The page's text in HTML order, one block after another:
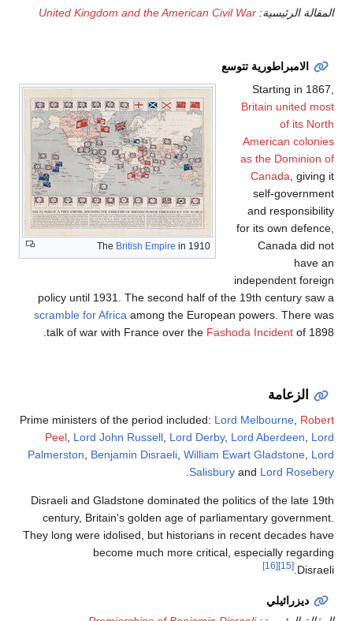
المقالة الرئيسية: United Kingdom and the American Civil War
الامبراطورية تتوسع
The British Empire in 1910
Starting in 1867,
Britain united most
of its North
American colonies
as the Dominion of
Canada , giving it
self-government
and responsibility
for its own defence,
Canada did not
have an
independent foreign
policy until 1931. The second half of the 19th century saw a
scramble for Africa among the European powers. There was
talk of war with France over the Fashoda Incident of 1898.
الزعامة
Prime ministers of the period included: Lord Melbourne Robert
Peel Lord John Russell Lord Derby, Lord Aberdeen
Lord
Palmerston
Benjamin Disraeli William Ewart Gladstone Lord
Salisbury and Lord Rosebery
Disraeli and Gladstone dominated the politics of the late 19th
century, Britain's golden age of parliamentary government.
They long were idolised, but historians in recent decades have
become much more critical, especially regarding
Disraeli.
[15]
[16]
ديزرائيلي